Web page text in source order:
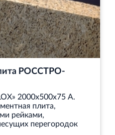
РОССТРО-
2000х500х75 А.
плита,
рейками,
перегородок